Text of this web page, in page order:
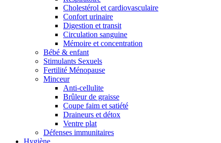
Cholestérol et cardiovasculaire
Confort urinaire
Digestion et transit
Circulation sanguine
Mémoire et concentration
Bébé & enfant
Stimulants Sexuels
Fertilité Ménopause
Minceur
Anti-cellulite
Brûleur de graisse
Coupe faim et satiété
Draineurs et détox
Ventre plat
Défenses immunitaires
Hygiène